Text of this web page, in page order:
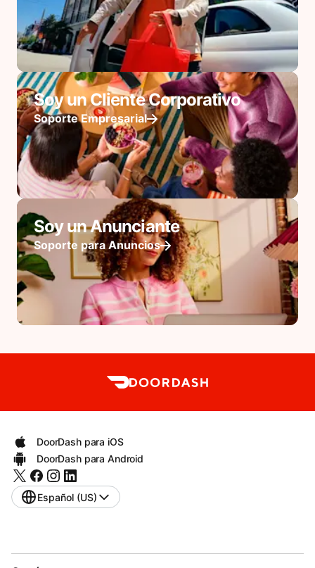
Soy un Cliente Corporativo
Soporte Empresarial
Soy un Anunciante
Soporte para Anuncios
DoorDash para iOS
DoorDash para Android
Español (US)